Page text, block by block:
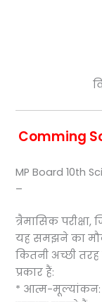
Comming
MP Board 10th
–
त्रैमासिक परीक्षा,
यह समझने का
कितनी अच्छी
प्रकार हैं:
* आत्म-मूल्यांकन: